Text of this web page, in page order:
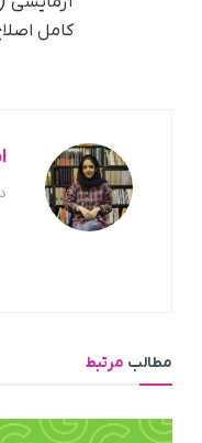
کامل
مطالب مرتبط